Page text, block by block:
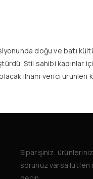
doğu ve batı
Stil sahibi kadınlar
ilham verici ürünleri
Siparişiniz,
sorunuz varsa